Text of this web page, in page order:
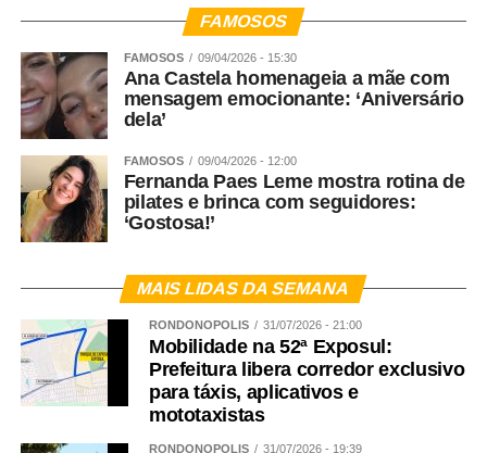
FAMOSOS
FAMOSOS 09/04/2026 - 15:30
Ana Castela homenageia a mãe com
mensagem emocionante: ‘Aniversário
dela’
FAMOSOS 09/04/2026 - 12:00
Fernanda Paes Leme mostra rotina de
pilates e brinca com seguidores:
‘Gostosa!’
MAIS LIDAS DA SEMANA
RONDONÓPOLIS 31/07/2026 - 21:00
Mobilidade na 52ª Exposul:
Prefeitura libera corredor exclusivo
para táxis, aplicativos e
mototaxistas
RONDONÓPOLIS 31/07/2026 - 19:39